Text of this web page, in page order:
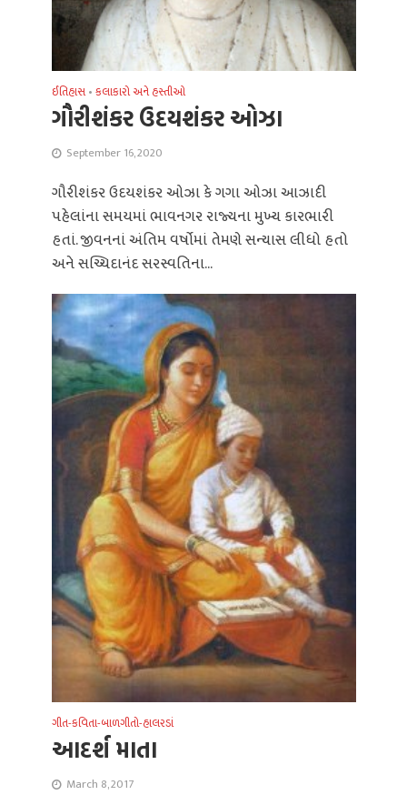
ઈતિહાસ •કલાકારો અને હસ્તીઓ
ગૌરીશંકર ઉદયશંકર ઓઝા
September 16, 2020
ગૌરીશંકર ઉદયશંકર ઓઝા કે ગગા ઓઝા આઝાદી
પહેલાંના સમયમાં ભાવનગર રાજ્યના મુખ્ય કારભારી
હતાં. જીવનનાં અંતિમ વર્ષોમાં તેમણે સન્યાસ લીધો હતો
અને સચ્ચિદાનંદ સરસ્વતિના...
ગીત-કવિતા-બાળગીતો-હાલરડાં
આદર્શ માતા
March 8, 2017